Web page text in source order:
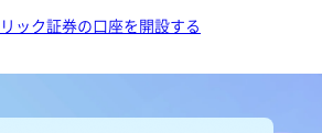
ック証券の口座を開設する